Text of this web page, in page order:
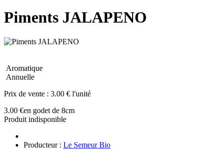
Piments JALAPENO
Aromatique
Annuelle
Prix de vente : 3.00 € l'unité
3.00 €en godet de 8cm
Produit indisponible
Producteur : Le Semeur Bio